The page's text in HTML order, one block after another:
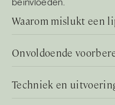
Waarom mislukt een
Onvoldoende
Techniek en